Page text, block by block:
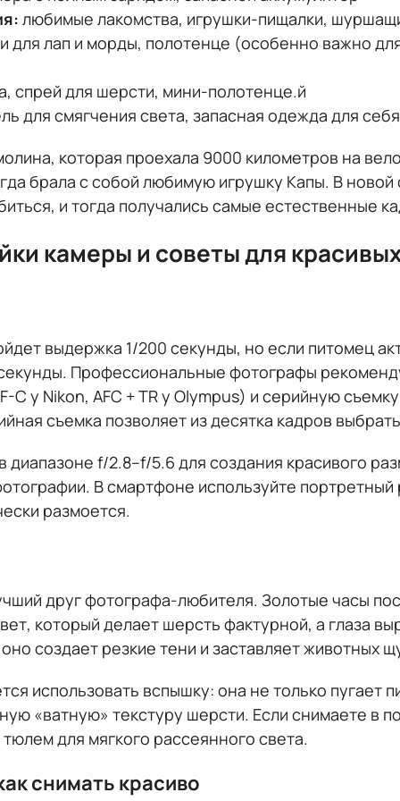
любимые лакомства, игрушки-пищалки,
для лап и морды, полотенце (особенно важно
спрей для шерсти, мини-полотенце.й
для смягчения света, запасная одежда для
которая проехала 9000 километров на
брала с собой любимую игрушку Капы. В
и тогда получались самые естественные
камеры и советы для
выдержка 1/200 секунды, но если питомец
Профессиональные фотографы
C у Nikon, AFC + TR у Olympus) и серийную
съемка позволяет из десятка кадров
диапазоне f/2.8–f/5.6 для создания красивого
В смартфоне используйте
размоется.
друг фотографа-любителя. Золотые часы
который делает шерсть фактурной, а глаза
создает резкие тени и заставляет животных
использовать вспышку: она не только пугает
«ватную» текстуру шерсти. Если снимаете в
для мягкого рассеянного света.
снимать красиво